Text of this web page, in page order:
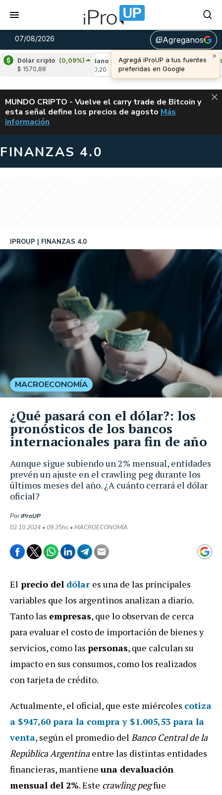
07/08/2026 library_addAgreganos
×
Agregá iProUP a tus fuentes
preferidas en Google
Dólar cripto (0,09%)
$ 1570,88
Cardano (5,74%)
Avalanche
u$s 6,45
ALERTA
MUNDO CRIPTO - Vuelve el carry trade de Bitcoin y
esta señal define los precios de agosto VUELVE EL
Más
información
FINANZAS 4.0
Aunque sigue subiendo un 2% mensual, entidades
prevén un ajuste en el crawling peg durante los
últimos meses del año. ¿A cuánto cerrará el dólar
oficial?
IPROUP FINANZAS 4.0
PoriProUP
02.10.2024 • 09:35hs • MACROECONOMÍA
MACROECONOMÍA
¿Qué pasará con el dólar?: los
pronósticos de los bancos
internacionales para fin de año
El precio del dólar es una de las principales
variables que los argentinos analizan a diario.
Tanto las empresas, que lo observan de cerca
para evaluar el costo de importación de bienes y
servicios, como las personas, que calculan su
impacto en sus consumos, como los realizados
con tarjeta de crédito.
Actualmente, el oficial, que este miércoles cotiza
a $947,60 para la compra y $1.005,53 para la
venta, según el promedio del Banco Central de la
República Argentinaentre las distintas entidades
financieras, mantiene una devaluación
mensual del 2%. Este crawling pegfue